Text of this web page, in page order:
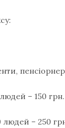
– 150 грн.
людей – 250